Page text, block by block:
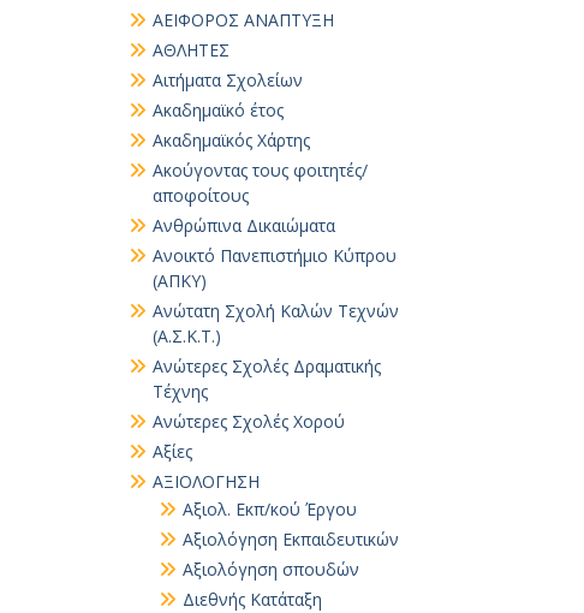
ΑΕΙΦΟΡΟΣ ΑΝΑΠΤΥΞΗ
ΑΘΛΗΤΕΣ
Αιτήματα Σχολείων
Ακαδημαϊκό έτος
Ακαδημαϊκός Χάρτης
Ακούγοντας τους φοιτητές/
αποφοίτους
Ανθρώπινα Δικαιώματα
Ανοικτό Πανεπιστήμιο Κύπρου
(ΑΠΚΥ)
Ανώτατη Σχολή Καλών Τεχνών
(Α.Σ.Κ.Τ.)
Ανώτερες Σχολές Δραματικής
Τέχνης
Ανώτερες Σχολές Χορού
Αξίες
ΑΞΙΟΛΟΓΗΣΗ
Αξιολ. Εκπ/κού Έργου
Αξιολόγηση Εκπαιδευτικών
Αξιολόγηση σπουδών
Διεθνής Κατάταξη